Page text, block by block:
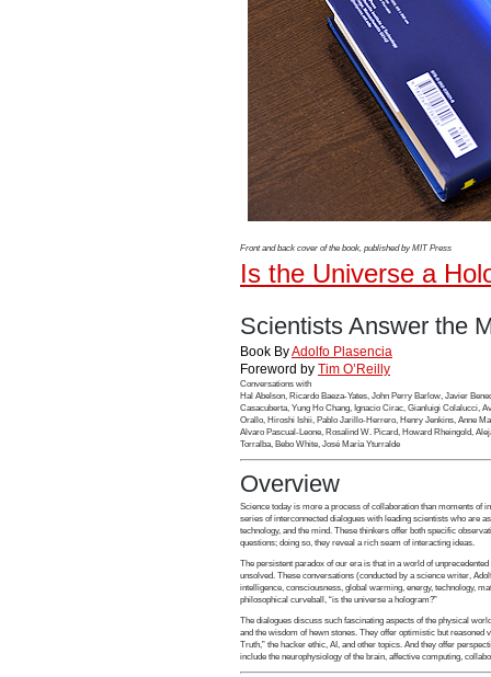
Front and back cover of the book, published by MIT Press
Is the Universe a
Scientists Answer the
Book ByAdolfo Plasencia
Foreword by Tim O’Reilly
Conversations with
Hal Abelson, Ricardo Baeza-Yates, John Perry Barlow, Javier
Casacuberta, Yung Ho Chang, Ignacio Cirac, Gianluigi Colalucci,
Orallo, Hiroshi Ishii, Pablo Jarillo-Herrero, Henry Jenkins, Anne
Alvaro Pascual-Leone, Rosalind W. Picard, Howard Rheingold,
Torralba, Bebo White, José María Yturralde
Overview
Science today is more a process of collaboration than moments of
series of interconnected dialogues with leading scientists who are
technology, and the mind. These thinkers offer both specific
questions; doing so, they reveal a rich seam of interacting ideas.
The persistent paradox of our era is that in a world of
unsolved. These conversations (conducted by a science writer,
intelligence, consciousness, global warming, energy, technology,
philosophical curveball, “is the universe a hologram?”
The dialogues discuss such fascinating aspects of the physical
and the wisdom of hewn stones. They offer optimistic but reasoned
Truth,” the hacker ethic, AI, and other topics. And they offer
include the neurophysiology of the brain, affective computing,